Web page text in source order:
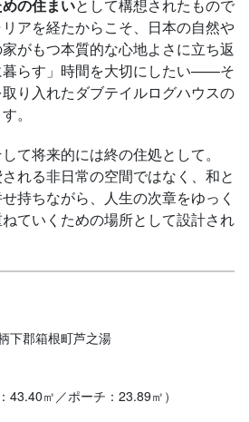
の住まいとして構想されたもので
アを経たからこそ、日本の自然や
がもつ本質的な心地よさに立ち返
暮らす」時間を大切にしたい——そ
り入れたダブテイルログハウスの
。
て将来的には終の住処として。
れる非日常の空間ではなく、和と
持ちながら、人生の次章をゆっく
ていくための場所として設計され
下郡箱根町芦之湯
㎡／ポーチ：23.89㎡）